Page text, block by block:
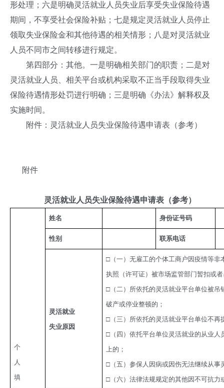
形处理；六是明确灵活就业人员失业后享受失业保险待遇
期间，不享受社会保险补贴；七是规定灵活就业人员停止
领取失业保险金和其他待遇的相关情形；八是对灵活就业
人员不同市之间转移进行规定。
第四部分：其他。一是明确相关部门的职责；二是对
灵活就业人员、相关平台或机构采取不正当手段取得失业
保险待遇情形处罚进行明确；三是明确《办法》解释权及
实施时间。
附件：灵活就业人员失业保险待遇申请表（参考）
附件
灵活就业人员失业保险待遇申请表（参考）
个
人
填
姓名 身份证号码
性别 联系电话
灵活就业
失业原因
□（一）无雇工的个体工商户因疫情等
执照（许可证）被市场监管部门暂扣或
□（二）所依托的灵活就业平台单位被
破产或停业整顿的；
□（三）所依托的灵活就业平台单位不再
□（四）依托平台单位灵活就业的从业人
上的；
□（五）参保人因病或因伤无法继续从事
□（六）法律法规规定的其他因不可抗